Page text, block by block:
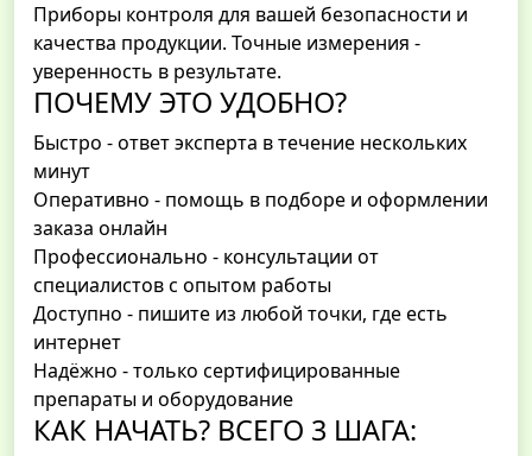
Приборы контроля для вашей безопасности и
качества продукции. Точные измерения -
уверенность в результате.
ПОЧЕМУ ЭТО УДОБНО?
Быстро - ответ эксперта в течение нескольких
минут
Оперативно - помощь в подборе и оформлении
заказа онлайн
Профессионально - консультации от
специалистов с опытом работы
Доступно - пишите из любой точки, где есть
интернет
Надёжно - только сертифицированные
препараты и оборудование
КАК НАЧАТЬ? ВСЕГО 3 ШАГА: